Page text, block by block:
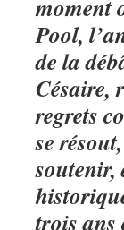
moment
Pool,
de la
Césaire,
regrets
se
soutenir,
trois ans